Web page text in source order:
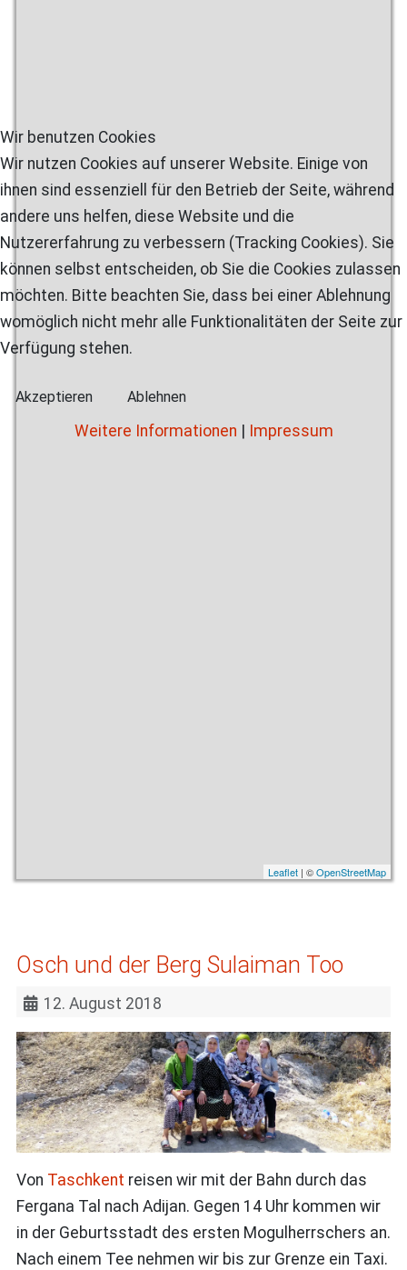
Leaflet | ©OpenStreetMap
Osch und der Berg Sulaiman Too
12. August 2018
Von Taschkent reisen wir mit der Bahn durch das
Fergana Tal nach Adijan. Gegen 14 Uhr kommen wir
in der Geburtsstadt des ersten Mogulherrschers an.
Nach einem Tee nehmen wir bis zur Grenze ein Taxi.
Wir benutzen Cookies
Wir nutzen Cookies auf unserer Website. Einige von
ihnen sind essenziell für den Betrieb der Seite, während
andere uns helfen, diese Website und die
Nutzererfahrung zu verbessern (Tracking Cookies). Sie
können selbst entscheiden, ob Sie die Cookies zulassen
möchten. Bitte beachten Sie, dass bei einer Ablehnung
womöglich nicht mehr alle Funktionalitäten der Seite zur
Verfügung stehen.
Akzeptieren Ablehnen
Weitere Informationen | Impressum